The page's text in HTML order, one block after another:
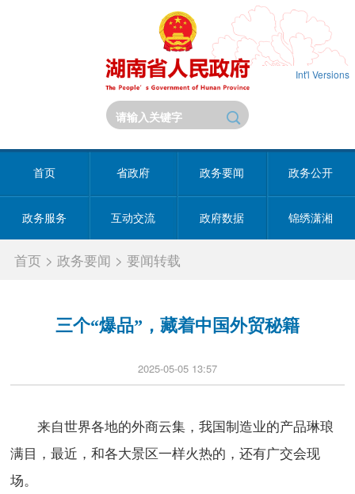
Int'l Versions
首页 省政府 政务要闻 政务公开
政务服务 互动交流 政府数据 锦绣潇湘
首页 >政务要闻 >要闻转载
三个“爆品”，藏着中国外贸秘籍
2025-05-05 13:57
来自世界各地的外商云集，我国制造业的产品琳琅
满目，最近，和各大景区一样火热的，还有广交会现
场。